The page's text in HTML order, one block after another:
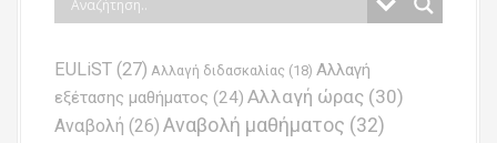
EULiST (27) Αλλαγή διδασκαλίας (18) Αλλαγή
εξέτασης μαθήματος (24) Αλλαγή ώρας (30)
Αναβολή (26) Αναβολή μαθήματος (32)